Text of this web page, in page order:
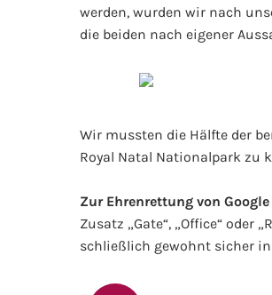
werden, wurden wir nach
die beiden nach eigener
Wir mussten die Hälfte der
Royal Natal Nationalpark zu
Zur Ehrenrettung von
Zusatz „Gate“, „Office“
schließlich gewohnt sicher